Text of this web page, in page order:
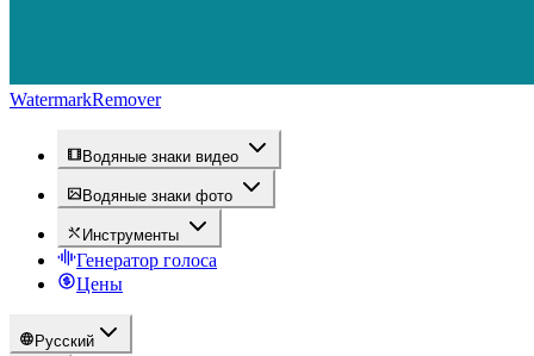
WatermarkRemover
Водяные знаки видео
Водяные знаки фото
Инструменты
Генератор голоса
Цены
Русский